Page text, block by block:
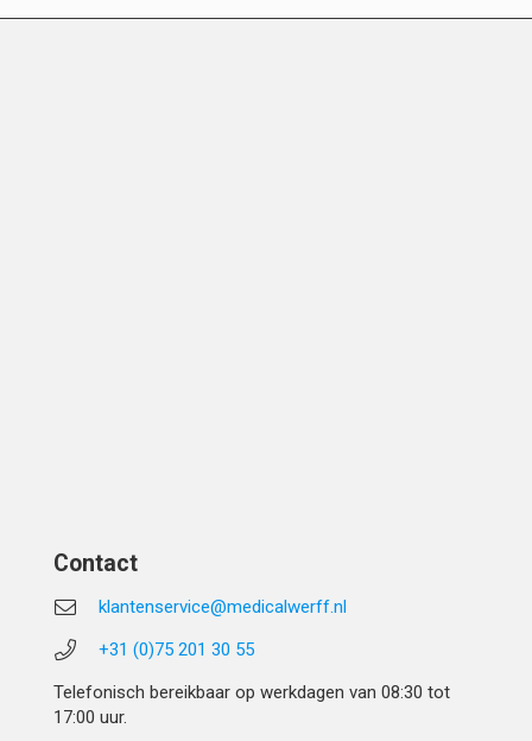
Contact
klantenservice@medicalwerff.nl
+31 (0)75 201 30 55
Telefonisch bereikbaar op werkdagen van 08:30 tot
17:00 uur.